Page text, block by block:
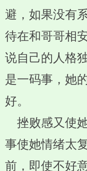
避，如果没有
待在和哥哥相
说自己的人格
是一码事，她
好。
挫败感又使
事使她情绪太
前，即使不好